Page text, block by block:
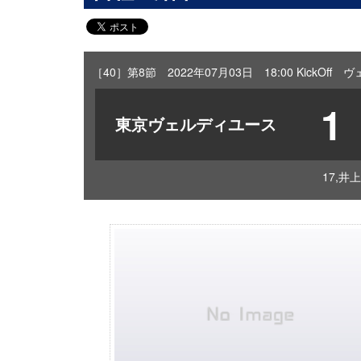
［40］第8節 2022年07月03日 18:00 KickOff ヴ
東京ヴェルディユース 1
17,井上